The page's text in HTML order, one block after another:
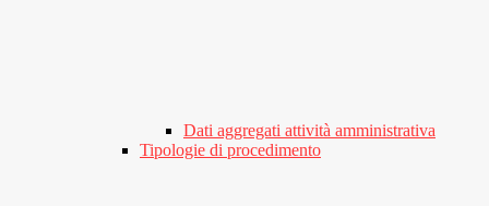
Dati aggregati attività amministrativa
Tipologie di procedimento